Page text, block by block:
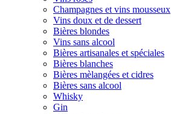
Champagnes et vins mousseux
Vins doux et de dessert
Bières blondes
Vins sans alcool
Bières artisanales et spéciales
Bières blanches
Bières mèlangées et cidres
Bières sans alcool
Whisky
Gin